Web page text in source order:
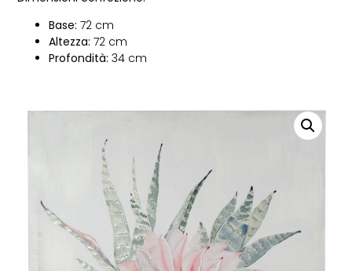
Base: 72 cm
Altezza: 72 cm
Profondità: 34 cm